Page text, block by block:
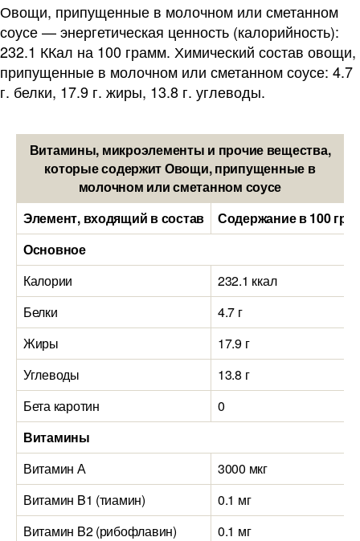
Овощи, припущенные в молочном или сметанном
соусе — энергетическая ценность (калорийность):
232.1 ККал на 100 грамм. Химический состав овощи,
припущенные в молочном или сметанном соусе: 4.7
г. белки, 17.9 г. жиры, 13.8 г. углеводы.
Витамины, микроэлементы и прочие вещества,
которые содержит Овощи, припущенные в
молочном или сметанном соусе
Элемент, входящий в состав
Содержание в 100
Основное
Калории
232.1 ккал
Белки
4.7 г
Жиры
17.9 г
Углеводы
13.8 г
Бета каротин
0
Витамины
Витамин А
3000 мкг
Витамин B1 (тиамин)
0.1 мг
Витамин B2 (рибофлавин)
0.1 мг